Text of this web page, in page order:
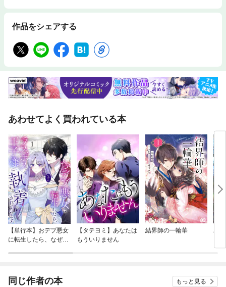
作品をシェアする
あわせてよく買われている本
【単行本】おデブ悪女
に転生したら、なぜか
【タテヨミ】あなたは
もういりません
結界師の一輪華
バ
今
同じ作者の本 もっと見る